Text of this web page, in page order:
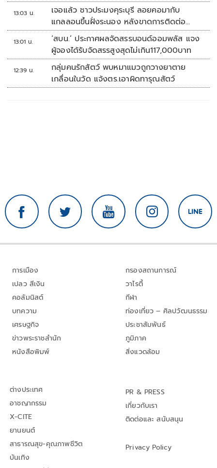
13:03 น.
เจอแล้ว ชาวประมงคุระบุรี ลอยคอมากับ
แกลลอนขึ้นฝั่งระนอง หลังขาดการติดต่อ
หลายวัน
13:01 น.
‘สบน.’ ประกาศผลจัดสรรบอนด์ออมพลัส แจง
ผู้จองได้รับจัดสรรสูงสุดไม่เกิน117,000บาท
12:39 น.
กลุ่มคนรักสัตว์ พบหมาแมวถูกวางยาตาย
เกลื่อนในวัด แจ้งตร.เอาผิดทารุณสัตว์
การเมือง
เปลว สีเงิน
คอลัมนิสต์
บทความ
เศรษฐกิจ
ข่าวพระราชสำนัก
หนังสือพิมพ์
กรองสถานการณ์
วาไรตี้
กีฬา
ท่องเที่ยว – ศิลปวัฒนธรรม
ประชาสัมพันธ์
ภูมิภาค
สิ่งแวดล้อม
ต่างประเทศ
อาชญากรรม
X-CITE
ยานยนต์
สาธารณสุข-คุณภาพชีวิต
บันเทิง
PR & PRESS
เกี่ยวกับเรา
ติดต่อและ สนับสนุน
Privacy Policy